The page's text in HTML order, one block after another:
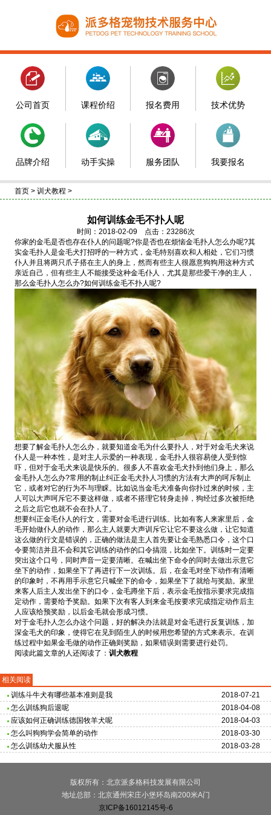
公司首页 课程价绍 报名费用 技术优势
品牌介绍 动手实操 服务团队 我要报名
首页 > 训犬教程 >
如何训练金毛不扑人呢
时间：2018-02-09 点击：23286次
你家的金毛是否也存在仆人的问题呢?你是否也在烦恼金毛扑人怎么办呢?其
实金毛扑人是金毛犬打招呼的一种方式，金毛特别喜欢和人相处，它们习惯
仆人并且将两只爪子搭在主人的身上，然而有些主人很愿意狗狗用这种方式
亲近自己，但有些主人不能接受这种金毛仆人，尤其是那些爱干净的主人，
那么金毛扑人怎么办?如何训练金毛不扑人呢?
想要了解金毛扑人怎么办，就要知道金毛为什么要扑人，对于对金毛犬来说
仆人是一种本性，是对主人示爱的一种表现，金毛扑人很容易使人受到惊
吓，但对于金毛犬来说是快乐的。很多人不喜欢金毛犬扑到他们身上，那么
金毛扑人怎么办?常用的制止纠正金毛犬扑人习惯的方法有大声的呵斥制止
它，或者对它的行为不与理睬。比如说当金毛犬准备向你扑过来的时候，主
人可以大声呵斥它不要这样做，或者不搭理它转身走掉，狗经过多次被拒绝
之后之后它也就不会在扑人了。
想要纠正金毛仆人的行文，需要对金毛进行训练。比如有客人来家里后，金
毛开始做仆人的动作，那么主人就要大声训斥它让它不要这么做，让它知道
这么做的行文是错误的，正确的做法是主人首先要让金毛熟悉口令，这个口
令要简洁并且不会和其它训练的动作的口令搞混，比如坐下。训练时一定要
突出这个口号，同时声音一定要清晰。在喊出坐下命令的同时去做出示意它
坐下的动作，如果坐下了再进行下一次训练。后，在金毛对坐下动作有清晰
的印象时，不再用手示意它只喊坐下的命令，如果坐下了就给与奖励。家里
来客人后主人发出坐下的口令，金毛蹲坐下后，表示金毛按指示要求完成指
定动作，需要给予奖励。如果下次有客人到来金毛按要求完成指定动作后主
人应该给预奖励，以后金毛就会形成习惯。
对于金毛扑人怎么办这个问题，好的解决办法就是对金毛进行反复训练，加
深金毛犬的印象，使得它在见到陌生人的时候用您希望的方式来表示。在训
练过程中如果金毛做的动作正确则奖励，如果错误则需要进行处罚。
阅读此篇文章的人还阅读了： 训犬教程
相关阅读
2018-07-21
训练斗牛犬有哪些基本准则是我
2018-04-08
怎么训练狗后退呢
2018-04-03
应该如何正确训练德国牧羊犬呢
2018-03-30
怎么叫狗狗学会简单的动作
2018-03-28
怎么训练幼犬服从性
版权所有：北京派多格科技发展有限公司
地址总部：北京通州宋庄小堡环岛南200米A门
京ICP备16012145号-6